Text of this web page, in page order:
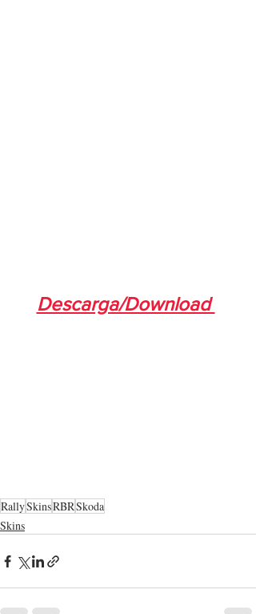
Descarga/Download
RallySkinsRBRSkoda
Skins